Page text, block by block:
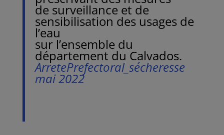
de surveillance et de
sensibilisation des usages de
l’eau
sur l’ensemble du
département du Calvados.
ArretePrefectoral_sécheresse
mai 2022